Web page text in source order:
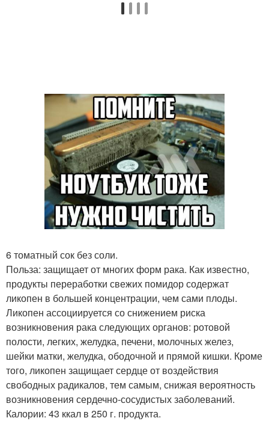
6 томатный сок без соли.
Польза: защищает от многих форм рака. Как известно,
продукты переработки свежих помидор содержат
ликопен в большей концентрации, чем сами плоды.
Ликопен ассоциируется со снижением риска
возникновения рака следующих органов: ротовой
полости, легких, желудка, печени, молочных желез,
шейки матки, желудка, ободочной и прямой кишки. Кроме
того, ликопен защищает сердце от воздействия
свободных радикалов, тем самым, снижая вероятность
возникновения сердечно-сосудистых заболеваний.
Калории: 43 ккал в 250 г. продукта.